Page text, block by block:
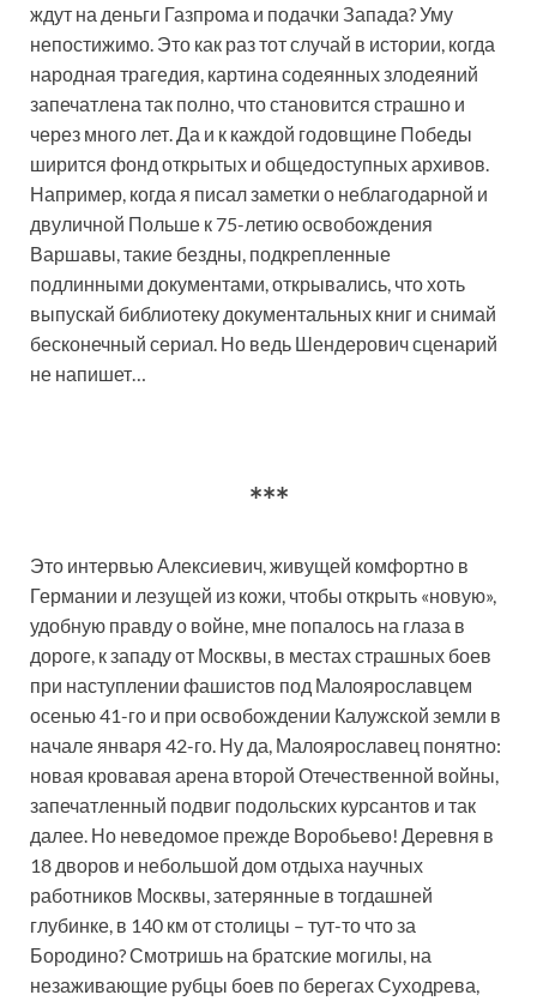
ждут на деньги Газпрома и подачки Запада? Уму
непостижимо. Это как раз тот случай в истории, когда
народная трагедия, картина содеянных злодеяний
запечатлена так полно, что становится страшно и
через много лет. Да и к каждой годовщине Победы
ширится фонд открытых и общедоступных архивов.
Например, когда я писал заметки о неблагодарной и
двуличной Польше к 75-летию освобождения
Варшавы, такие бездны, подкрепленные
подлинными документами, открывались, что хоть
выпускай библиотеку документальных книг и снимай
бесконечный сериал. Но ведь Шендерович сценарий
не напишет…
***
Это интервью Алексиевич, живущей комфортно в
Германии и лезущей из кожи, чтобы открыть «новую»,
удобную правду о войне, мне попалось на глаза в
дороге, к западу от Москвы, в местах страшных боев
при наступлении фашистов под Малоярославцем
осенью 41-го и при освобождении Калужской земли в
начале января 42-го. Ну да, Малоярославец понятно:
новая кровавая арена второй Отечественной войны,
запечатленный подвиг подольских курсантов и так
далее. Но неведомое прежде Воробьево! Деревня в
18 дворов и небольшой дом отдыха научных
работников Москвы, затерянные в тогдашней
глубинке, в 140 км от столицы – тут-то что за
Бородино? Смотришь на братские могилы, на
незаживающие рубцы боев по берегах Суходрева,